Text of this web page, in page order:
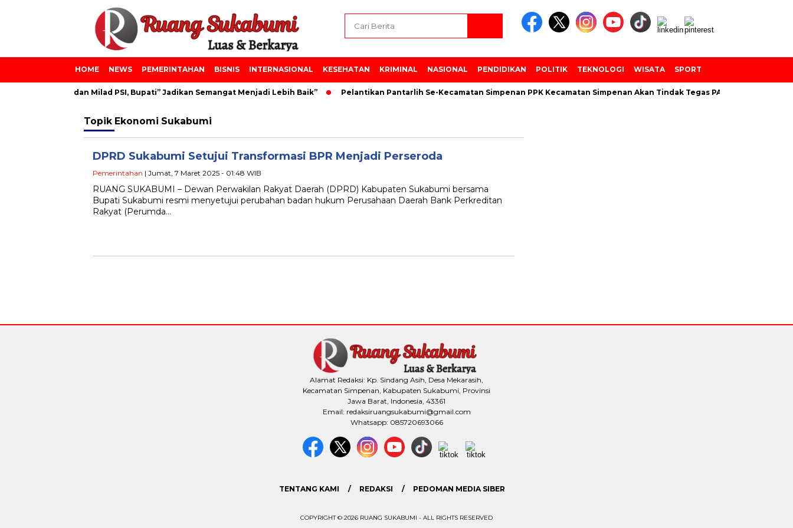
HOME NEWS PEMERINTAHAN BISNIS INTERNASIONAL KESEHATAN KRIMINAL NASIONAL PENDIDIKAN POLITIK TEKNOLOGI WISATA SPORT
Azainiyah dan Milad PSI, Bupati” Jadikan Semangat Menjadi Lebih Baik” Pelantikan Pantarlih Se-Kecamatan Simpenan PPK Kecamatan Simpenan Akan Tindak Tegas PANTARLIH Yang
Topik Ekonomi Sukabumi
DPRD Sukabumi Setujui Transformasi BPR Menjadi Perseroda
Pemerintahan | Jumat, 7 Maret 2025 - 01:48 WIB
RUANG SUKABUMI – Dewan Perwakilan Rakyat Daerah (DPRD) Kabupaten Sukabumi bersama
Bupati Sukabumi resmi menyetujui perubahan badan hukum Perusahaan Daerah Bank Perkreditan
Rakyat (Perumda…
Alamat Redaksi: Kp. Sindang Asih, Desa Mekarasih,
Kecamatan Simpenan, Kabupaten Sukabumi, Provinsi
Jawa Barat, Indonesia, 43361
Email: redaksiruangsukabumi@gmail.com
Whatsapp: 085720693066
TENTANG KAMI REDAKSI PEDOMAN MEDIA SIBER
COPYRIGHT © 2026 RUANG SUKABUMI - ALL RIGHTS RESERVED